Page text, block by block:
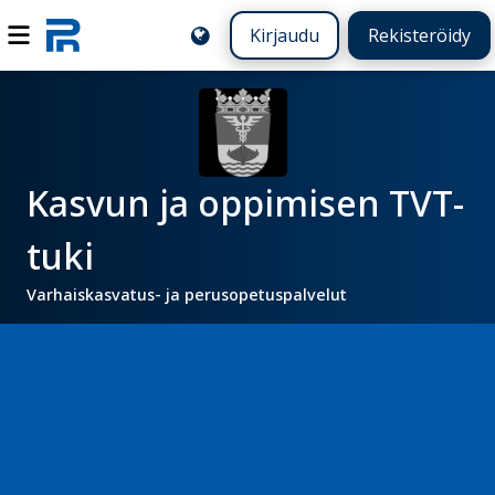
Kirjaudu Rekisteröidy
Kasvun ja oppimisen TVT-
tuki
Varhaiskasvatus- ja perusopetuspalvelut